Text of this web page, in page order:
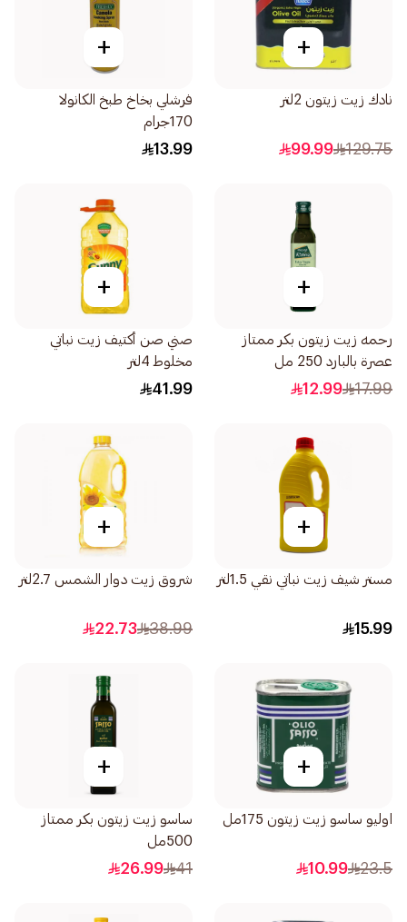
+
نادك زيت زيتون 2لتر
129.75
99.99
+
فرشلي بخاخ طبخ الكانولا
170جرام
13.99
+
رحمه زيت زيتون بكر ممتاز
عصرة بالبارد 250 مل
17.99
12.99
+
صني صن أكتيف زيت نباتي
مخلوط 4لتر
41.99
+
مستر شيف زيت نباتي نقي 1.5لتر
15.99
+
شروق زيت دوار الشمس 2.7لتر
38.99
22.73
+
اوليو ساسو زيت زيتون 175مل
23.5
10.99
+
ساسو زيت زيتون بكر ممتاز
500مل
41
26.99